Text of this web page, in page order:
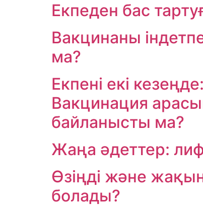
Екпеден бас
Вакцинаны
ма?
Екпені екі
Вакцинация
байланысты ма?
Жаңа әдеттер:
Өзіңді және
болады?